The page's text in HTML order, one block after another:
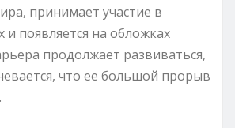
принимает участие в
и появляется на обложках
продолжает развиваться,
что ее большой прорыв